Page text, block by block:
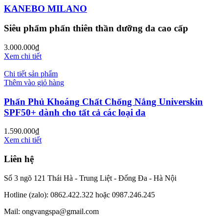
KANEBO MILANO
Siêu phẩm phấn thiên thần dưỡng da cao cấp
3.000.000₫
Xem chi tiết
Chi tiết sản phẩm
Thêm vào giỏ hàng
Phấn Phủ Khoáng Chất Chống Nắng Universkin
SPF50+ dành cho tất cả các loại da
1.590.000₫
Xem chi tiết
Liên hệ
Số 3 ngõ 121 Thái Hà - Trung Liệt - Đống Đa - Hà Nội
Hotline (zalo): 0862.422.322 hoặc 0987.246.245
Mail: ongvangspa@gmail.com